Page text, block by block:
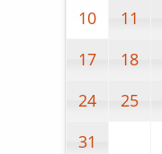
10 11
17
18
24
25
31